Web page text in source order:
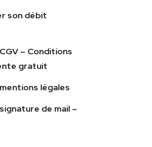
son débit
– Conditions
gratuit
légales
de mail –